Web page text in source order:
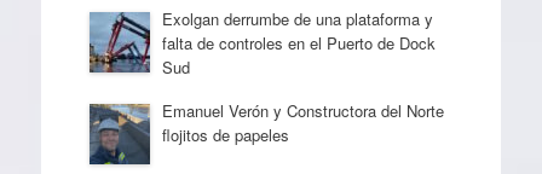
Exolgan derrumbe de una plataforma y
falta de controles en el Puerto de Dock
Sud
Emanuel Verón y Constructora del Norte
flojitos de papeles